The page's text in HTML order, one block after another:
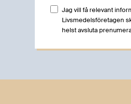
Jag vill få relevant
Livsmedelsföretagen
helst avsluta